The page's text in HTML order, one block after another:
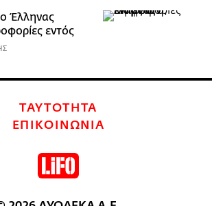
ο Έλληνας
εντός
ΤΑΥΤΟΤΗΤΑ
ΕΠΙΚΟΙΝΩΝΙΑ